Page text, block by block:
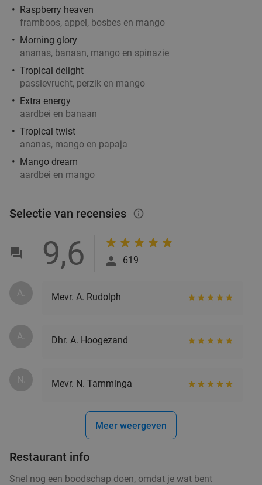
Raspberry heaven
framboos, appel, bosbes en mango
Morning glory
ananas, banaan, mango en spinazie
Tropical delight
passievrucht, perzik en mango
Extra energy
aardbei en banaan
Tropical twist
ananas, mango en papaja
Mango dream
aardbei en mango
Selectie van recensies info_outlined
9,6 619
A. Mevr. A. Rudolph
A. Dhr. A. Hoogezand
N. Mevr. N. Tamminga
Meer weergeven
Restaurant info
Snel nog een boodschap doen, omdat je wat bent